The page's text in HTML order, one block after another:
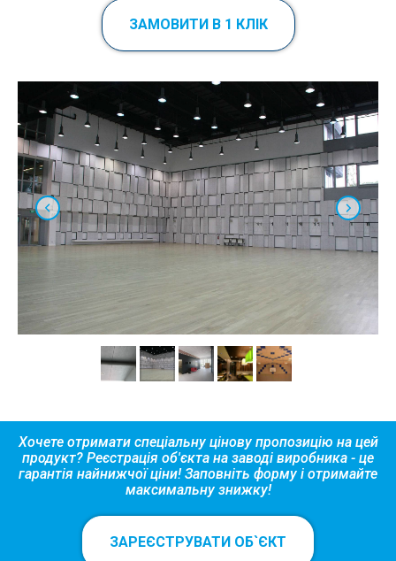
ЗАМОВИТИ В 1 КЛІК
Хочете отримати спеціальну цінову пропозицію на цей
продукт? Реєстрація об'єкта на заводі виробника - це
гарантія найнижчої ціни! Заповніть форму і отримайте
максимальну знижку!
ЗАРЕЄСТРУВАТИ ОБ`ЄКТ